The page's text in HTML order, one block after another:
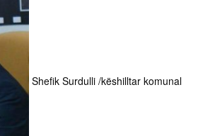
Shefik Surdulli /këshilltar komunal